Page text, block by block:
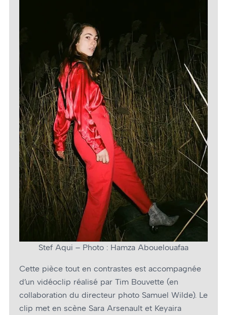
Stef Aqui – Photo : Hamza Abouelouafaa
Cette pièce tout en contrastes est accompagnée
d’un vidéoclip réalisé par Tim Bouvette (en
collaboration du directeur photo Samuel Wilde). Le
clip met en scène Sara Arsenault et Keyaira